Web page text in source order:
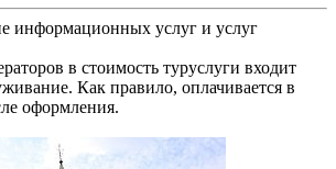
информационных услуг и услуг
в стоимость туруслуги входит
Как правило, оплачивается в
оформления.